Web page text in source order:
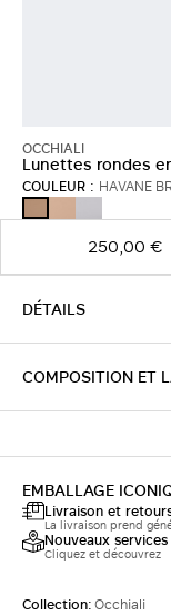
OCCHIALI
Lunettes rondes
COULEUR : HAVANE
BRONZE
DE
250,00 €
DÉTAILS
COMPOSITION ET
EMBALLAGE
Livraison et
La livraison prend
Nouveaux
Cliquez et découvrez
Collection:Occhiali